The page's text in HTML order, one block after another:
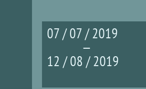
07 / 07 / 2019
—
12 / 08 / 2019